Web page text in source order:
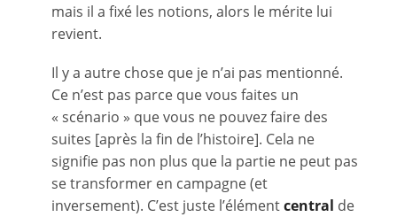
mais il a fixé les notions, alors le mérite lui
revient.
Il y a autre chose que je n’ai pas mentionné.
Ce n’est pas parce que vous faites un
« scénario » que vous ne pouvez faire des
suites [après la fin de l’histoire]. Cela ne
signifie pas non plus que la partie ne peut pas
se transformer en campagne (et
inversement). C’est juste l’élémentcentral de